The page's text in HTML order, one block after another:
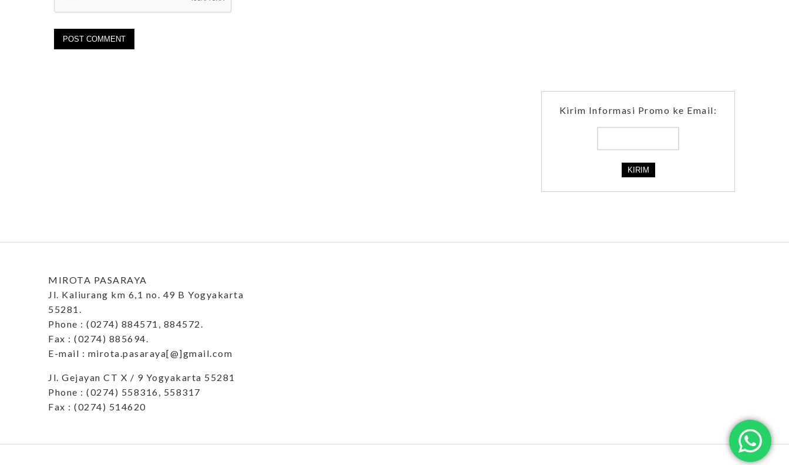
Kirim Informasi Promo ke Email:
MIROTA PASARAYA
Jl. Kaliurang km 6,1 no. 49 B Yogyakarta
55281.
Phone : (0274) 884571, 884572.
Fax : (0274) 885694.
E-mail : mirota.pasaraya[@]gmail.com
Jl. Gejayan CT X / 9 Yogyakarta 55281
Phone : (0274) 558316, 558317
Fax : (0274) 514620